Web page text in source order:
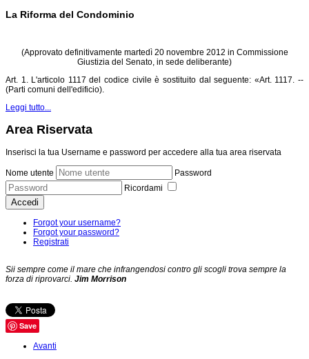
La Riforma del Condominio
(Approvato definitivamente martedì 20 novembre 2012 in Commissione
Giustizia del Senato, in sede deliberante)
Art. 1. L'articolo 1117 del codice civile è sostituito dal seguente: «Art. 1117. --
(Parti comuni dell'edificio).
Leggi tutto...
Area Riservata
Inserisci la tua Username e password per accedere alla tua area riservata
Nome utente
Password
Ricordami
Accedi
Forgot your username?
Forgot your password?
Registrati
Sii sempre come il mare che infrangendosi contro gli scogli trova sempre la
forza di riprovarci. Jim Morrison
Save
Avanti